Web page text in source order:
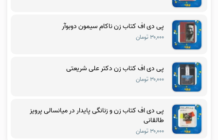
پی دی اف کتاب زن ناکام سیمون دوبوآر
۳۰,۰۰۰ تومان
پی دی اف کتاب زن دکتر علی شریعتی
۳۰,۰۰۰ تومان
پی دی اف کتاب زن و زنانگی پایدار در میانسالی پرویز
طالقانی
۳۰,۰۰۰ تومان